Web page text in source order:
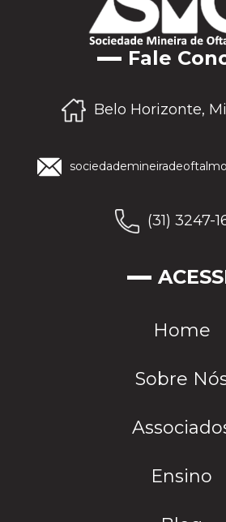
Fale
Belo Horizonte,
(31) 3247-
Home
Sobre
Ensino